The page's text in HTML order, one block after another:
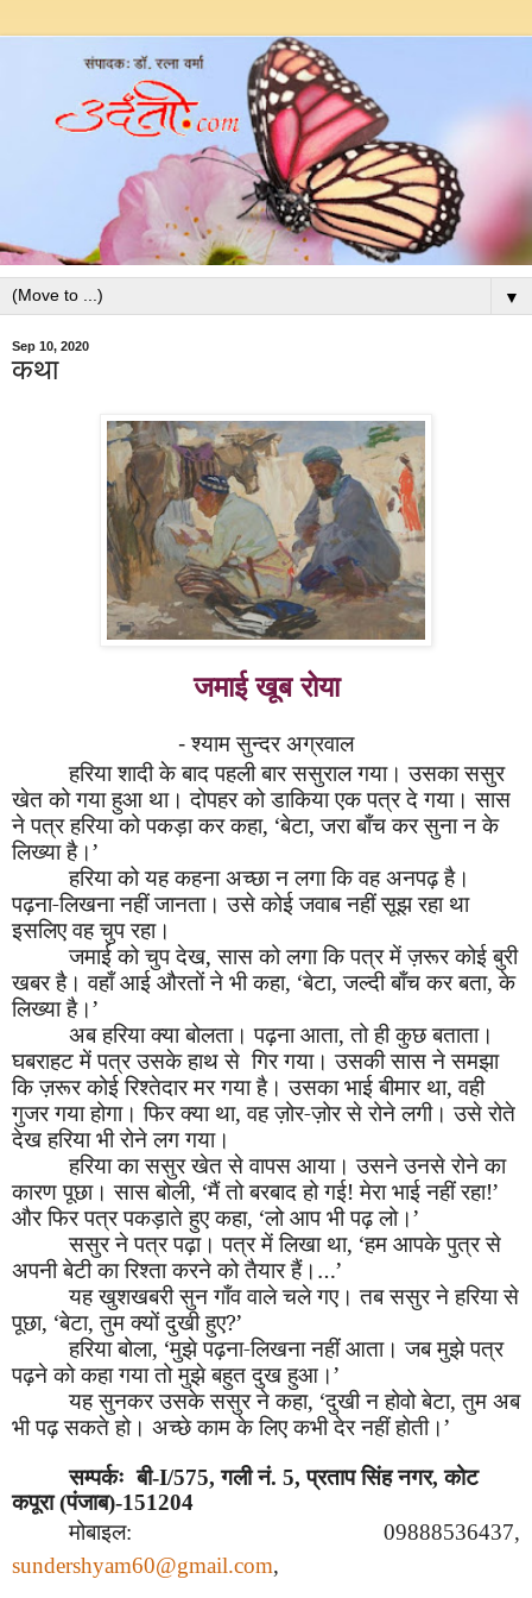
▼
Sep 10, 2020
कथा
जमाई खूब रोया
-श्याम सुन्दर अग्रवाल
हरिया शादी के बाद पहली बार ससुराल गया। उसका ससुर
खेत को गया हुआ था। दोपहर को डाकिया एक पत्र दे गया। सास
ने पत्र हरिया को पकड़ा कर कहा, ‘बेटा, जरा बाँच कर सुना न के
लिख्या है।’
हरिया को यह कहना अच्छा न लगा कि वह अनपढ़ है।
पढ़ना-लिखना नहीं जानता। उसे कोई जवाब नहीं सूझ रहा था
इसलिए वह चुप रहा।
जमाई को चुप देख, सास को लगा कि पत्र में ज़रूर कोई बुरी
खबर है। वहाँ आई औरतों ने भी कहा, ‘बेटा, जल्दी बाँच कर बता, के
लिख्या है।’
अब हरिया क्या बोलता। पढ़ना आता,तो ही कुछ बताता।
घबराहट में पत्र उसके हाथ से गिर गया। उसकी सास ने समझा
कि ज़रूर कोई रिश्तेदार मर गया है। उसका भाई बीमार था, वही
गुजर गया होगा। फिर क्या था, वह ज़ोर-ज़ोर से रोने लगी। उसे रोते
देख हरिया भी रोने लग गया।
हरिया का ससुर खेत से वापस आया। उसने उनसे रोने का
कारण पूछा। सास बोली, ‘मैं तो बरबाद हो गई! मेरा भाई नहीं रहा!’
और फिर पत्र पकड़ाते हुए कहा, ‘लो आप भी पढ़ लो।’
ससुर ने पत्र पढ़ा। पत्र में लिखा था, ‘हम आपके पुत्र से
अपनी बेटी का रिश्ता करने को तैयार हैं।…’
यह खुशखबरी सुन गाँव वाले चले गए। तब ससुर ने हरिया से
पूछा, ‘बेटा, तुम क्यों दुखी हुए?’
हरिया बोला, ‘मुझे पढ़ना-लिखना नहीं आता। जब मुझे पत्र
पढ़ने को कहा गया तो मुझे बहुत दुख हुआ।’
यह सुनकर उसके ससुर ने कहा, ‘दुखी न होवो बेटा, तुम अब
भी पढ़ सकते हो। अच्छे काम के लिए कभी देर नहीं होती।’
सम्पर्कः बी-I/575, गली नं. 5, प्रताप सिंह नगर, कोट
कपूरा (पंजाब)-151204
मोबाइल: 09888536437,
sundershyam60@gmail.com,